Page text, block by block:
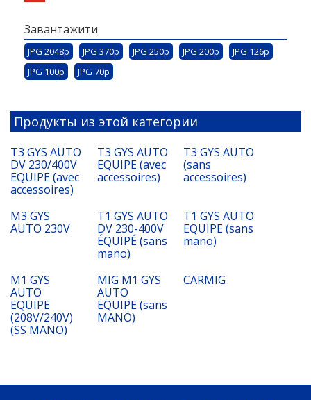
Завантажити
JPG 2048p JPG 370p JPG 250p JPG 200p
JPG 126p
JPG 100p
JPG 70p
Продукты из этой категории
T3 GYS AUTO
DV 230/400V
EQUIPE (avec
accessoires)
T3 GYS AUTO
EQUIPE (avec
accessoires)
T3 GYS AUTO
(sans
accessoires)
M3 GYS
AUTO 230V
T1 GYS AUTO
DV 230-400V
ÉQUIPÉ (sans
mano)
T1 GYS AUTO
EQUIPE (sans
mano)
M1 GYS
AUTO
EQUIPE
(208V/240V)
(SS MANO)
MIG M1 GYS
AUTO
EQUIPE (sans
MANO)
CARMIG